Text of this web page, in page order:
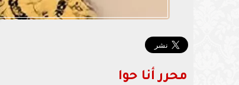
محرر أنا حوا